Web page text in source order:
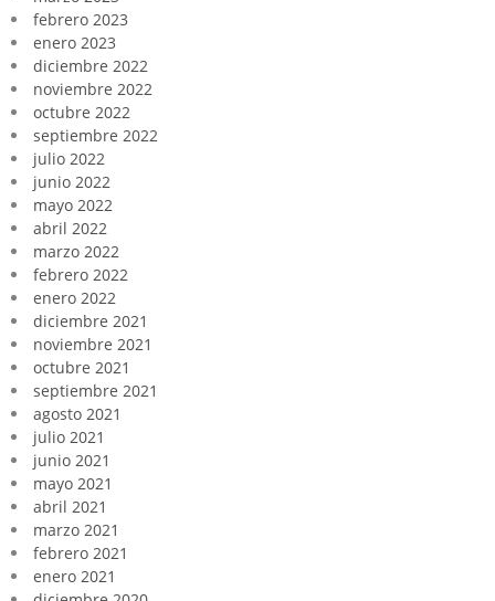
febrero 2023
enero 2023
diciembre 2022
noviembre 2022
octubre 2022
septiembre 2022
julio 2022
junio 2022
mayo 2022
abril 2022
marzo 2022
febrero 2022
enero 2022
diciembre 2021
noviembre 2021
octubre 2021
septiembre 2021
agosto 2021
julio 2021
junio 2021
mayo 2021
abril 2021
marzo 2021
febrero 2021
enero 2021